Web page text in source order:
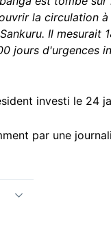
la circulation
Il mesurait
jours d'urgences
investi le 24
par une